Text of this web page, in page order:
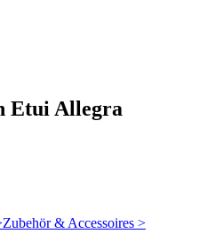
Etui Allegra
Zubehör & Accessoires >